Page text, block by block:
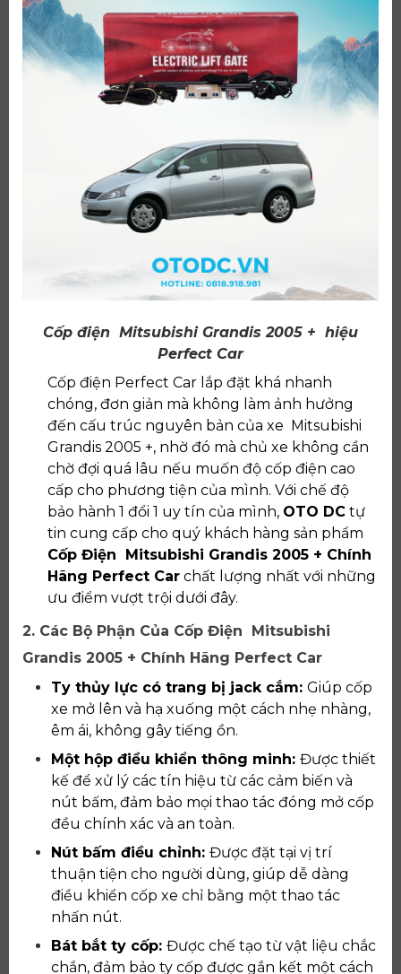
Cốp điện Mitsubishi Grandis 2005 + hiệu
Perfect Car
Cốp điện Perfect Car lắp đặt khá nhanh
chóng, đơn giản mà không làm ảnh hưởng
đến cấu trúc nguyên bản của xe Mitsubishi
Grandis 2005 +, nhờ đó mà chủ xe không cần
chờ đợi quá lâu nếu muốn độ cốp điện cao
cấp cho phương tiện của mình. Với chế độ
bảo hành 1 đổi 1 uy tín của mình, OTO DC tự
tin cung cấp cho quý khách hàng sản phẩm
Cốp Điện Mitsubishi Grandis 2005 + Chính
Hãng Perfect Car chất lượng nhất với những
ưu điểm vượt trội dưới đây.
2. Các Bộ Phận Của Cốp Điện Mitsubishi
Grandis 2005 + Chính Hãng Perfect Car
Ty thủy lực có trang bị jack cắm: Giúp cốp
xe mở lên và hạ xuống một cách nhẹ nhàng,
êm ái, không gây tiếng ồn.
Một hộp điều khiển thông minh: Được thiết
kế để xử lý các tín hiệu từ các cảm biến và
nút bấm, đảm bảo mọi thao tác đóng mở cốp
đều chính xác và an toàn.
Nút bấm điều chỉnh: Được đặt tại vị trí
thuận tiện cho người dùng, giúp dễ dàng
điều khiển cốp xe chỉ bằng một thao tác
nhấn nút.
Bát bắt ty cốp: Được chế tạo từ vật liệu chắc
chắn, đảm bảo ty cốp được gắn kết một cách